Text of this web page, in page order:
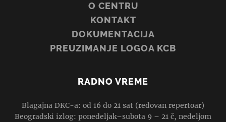
O CENTRU
KONTAKT
DOKUMENTACIJA
PREUZIMANJE LOGOA KCB
RADNO VREME
Blagajna DKC-a: od 16 do 21 sat (redovan repertoar)
Beogradski izlog: ponedeljak–subota 9 – 21 č, nedeljom